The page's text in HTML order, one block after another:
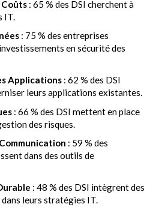
: 65 % des DSI cherchent à
IT.
: 75 % des entreprises
en sécurité des
Applications : 62 % des DSI
leurs applications existantes.
: 66 % des DSI mettent en place
des risques.
: 59 % des
dans des outils de
: 48 % des DSI intègrent des
leurs stratégies IT.